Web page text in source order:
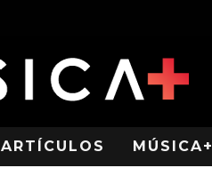
ARTÍCULOS MÚSICA+